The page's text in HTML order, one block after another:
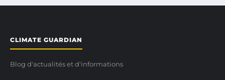
CLIMATE GUARDIAN
Blog d'actualités et d'informations